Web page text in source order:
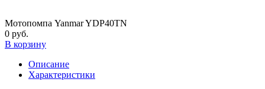
Мотопомпа Yanmar YDP40TN
0 руб.
В корзину
Описание
Характеристики